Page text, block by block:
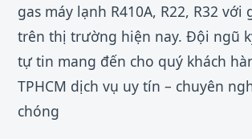
gas máy lạnh R410A, R22, R32
trên thị trường hiện nay. Đội ngũ
tự tin mang đến cho quý khách
TPHCM dịch vụ uy tín – chuyên
chóng